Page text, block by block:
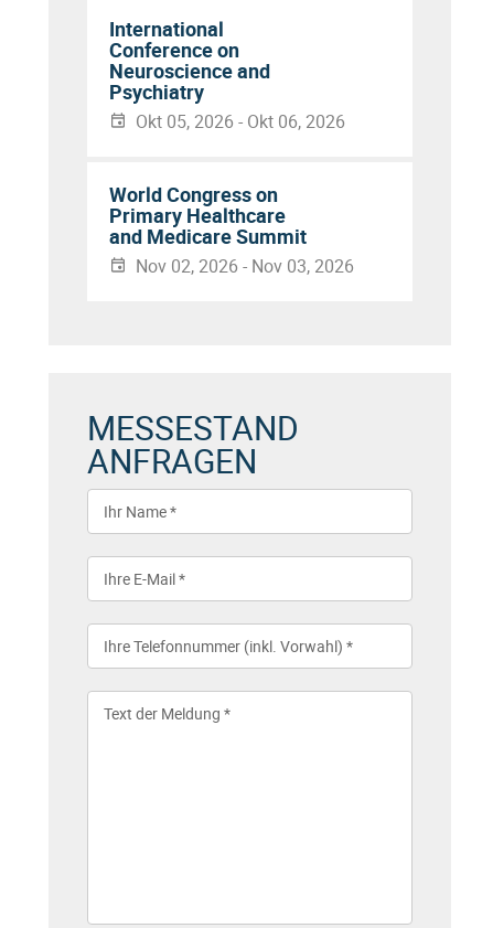
International
Conference on
Neuroscience and
Psychiatry
Okt 05, 2026 - Okt 06, 2026
World Congress on
Primary Healthcare
and Medicare Summit
Nov 02, 2026 - Nov 03, 2026
MESSESTAND
ANFRAGEN